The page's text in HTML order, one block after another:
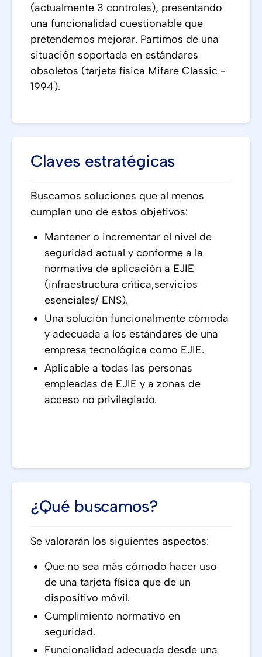
(actualmente 3 controles), presentando
una funcionalidad cuestionable que
pretendemos mejorar. Partimos de una
situación soportada en estándares
obsoletos (tarjeta física Mifare Classic -
1994).
Claves estratégicas
Buscamos soluciones que al menos
cumplan uno de estos objetivos:
Mantener o incrementar el nivel de
seguridad actual y conforme a la
normativa de aplicación a EJIE
(infraestructura crítica,servicios
esenciales/ ENS).
Una solución funcionalmente cómoda
y adecuada a los estándares de una
empresa tecnológica como EJIE.
Aplicable a todas las personas
empleadas de EJIE y a zonas de
acceso no privilegiado.
¿Qué buscamos?
Se valorarán los siguientes aspectos:
Que no sea más cómodo hacer uso
de una tarjeta física que de un
dispositivo móvil.
Cumplimiento normativo en
seguridad.
Funcionalidad adecuada desde una